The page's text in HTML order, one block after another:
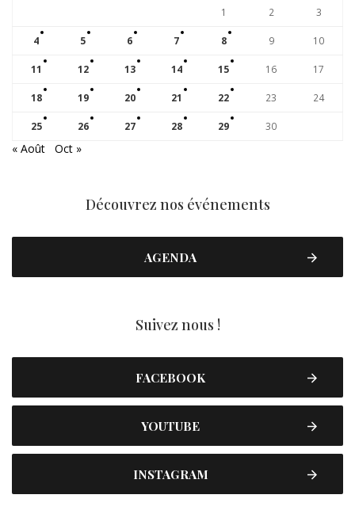
1 2 3
4 5 6 7 8 9 10
11 12 13 14 15 16 17
18 19 20 21 22 23 24
25 26 27 28 29 30
« Août Oct »
Découvrez nos événements
AGENDA
Suivez nous !
FACEBOOK
YOUTUBE
INSTAGRAM